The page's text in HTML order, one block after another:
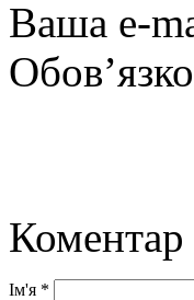
Ваша e-
Коментар
Ім'я *